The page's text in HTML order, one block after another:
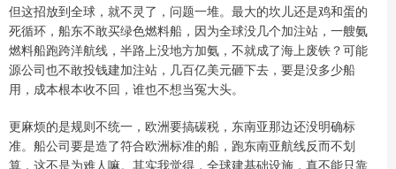
但这招放到全球，就不灵了，问题一堆。最大的坎儿还是鸡和蛋的
死循环，船东不敢买绿色燃料船，因为全球没几个加注站，一艘氨
燃料船跑跨洋航线，半路上没地方加氨，不就成了海上废铁？可能
源公司也不敢投钱建加注站，几百亿美元砸下去，要是没多少船
用，成本根本收不回，谁也不想当冤大头。
更麻烦的是规则不统一，欧洲要搞碳税，东南亚那边还没明确标
准。船公司要是造了符合欧洲标准的船，跑东南亚航线反而不划
算，这不是为难人嘛。其实我觉得，全球建基础设施，真不能只靠